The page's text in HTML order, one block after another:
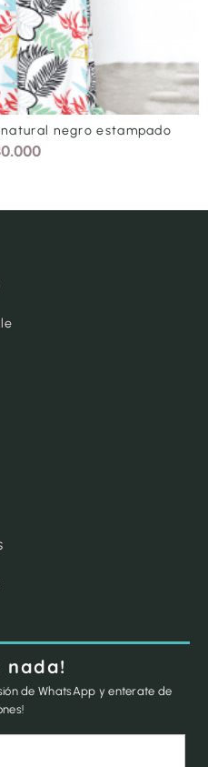
celeste blanco estampado
450.000
nada!
de WhatsApp y enterate de